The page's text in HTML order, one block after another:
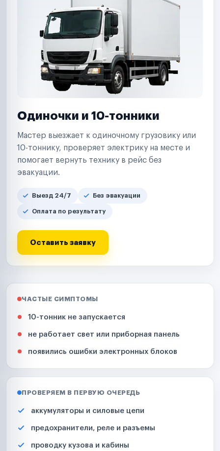
Одиночки и 10-тонники
Мастер выезжает к одиночному грузовику или
10-тоннику, проверяет электрику на месте и
помогает вернуть технику в рейс без
эвакуации.
Выезд 24/7 Без эвакуации
Оплата по результату
Оставить заявку
ЧАСТЫЕ СИМПТОМЫ
10-тонник не запускается
не работает свет или приборная панель
появились ошибки электронных блоков
ПРОВЕРЯЕМ В ПЕРВУЮ ОЧЕРЕДЬ
аккумуляторы и силовые цепи
предохранители, реле и разъемы
проводку кузова и кабины